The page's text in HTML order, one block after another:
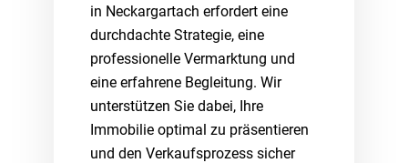
in Neckargartach erfordert eine
durchdachte Strategie, eine
professionelle Vermarktung und
eine erfahrene Begleitung. Wir
unterstützen Sie dabei, Ihre
Immobilie optimal zu präsentieren
und den Verkaufsprozess sicher